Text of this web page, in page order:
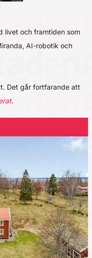
livet och framtiden som
AI-robotik och
Det går fortfarande att
.